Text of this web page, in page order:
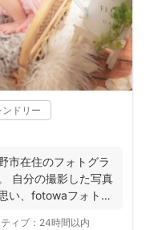
ドリー
市在住のフォトグラ
自分の撮影した写真
い、fotowaフォトグ
ィブ： 24時間以内